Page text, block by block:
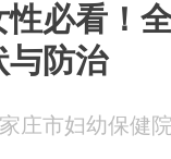
性必看！
与防治
庄市妇幼保健